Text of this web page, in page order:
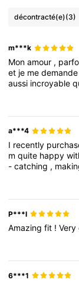
décontracté(e)(3)
m***k
Monamour ,
et je me
aussi incroyable
estleplusbeau
pluspr é cieuxdes
seulementpour
quandtu eslà.
CadeauPlus
a***4
I recently
mquite happy
-catching ,
mostlytrueto
carefully,
stitchingand
threadsneeded
several
Thecolorswere
P***l
Amazingfit !Very
6***1